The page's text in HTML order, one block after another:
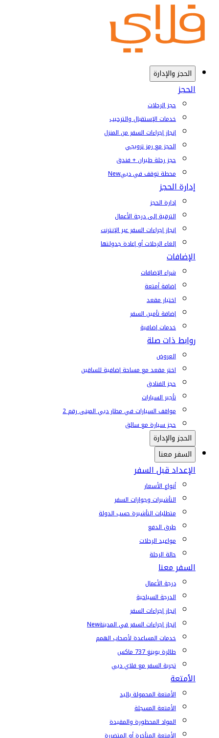
الحجز والإدارة
الحجز
حجز الرحلات
خدمات الإستقبال والترحيب
إنجاز إجراءات السفر من المنزل
الحجز مع رمز ترويجي
حجز رحلة طيران + فندق
محطة توقف في دبيNew
إدارة الحجز
إدارة الحجز
الترقية إلى درجة الأعمال
إنجاز إجراءات السفر عبر الإنترنت
إلغاء الرحلات أو إعادة جدولتها
الإضافات
شراء الإضافات
إضافة أمتعة
اختيار مقعد
إضافة تأمين السفر
خدمات إضافية
روابط ذات صلة
العروض
اختر مقعد مع مساحة إضافية للساقين
حجز الفنادق
تأجير السيارات
مواقف السيارات في مطار دبي المبنى رقم 2
حجز سيارة مع سائق
الحجز والإدارة
السفر معنا
الإعداد قبل السفر
أنواع الأسعار
التأشيرات وجوازات السفر
متطلبات التأشيرة حسب الدولة
طرق الدفع
مواعيد الرحلات
حالة الرحلة
السفر معنا
درجة الأعمال
الدرجة السياحية
إنجاز إجراءات السفر
إنجاز إجراءات السفر في المدينةNew
خدمات المساعدة لأصحاب الهمم
طائرة بوينغ 737 ماكس
تجربة السفر مع فلاي دبي
الأمتعة
الأمتعة المحمولة باليد
الأمتعة المسجلة
المواد المحظورة والمقيدة
الأمتعة المتأخرة أو المتضررة